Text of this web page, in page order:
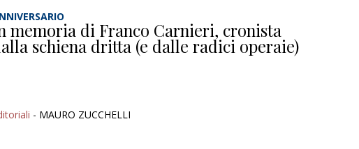
memoria di Franco Carnieri, cronista
schiena dritta (e dalle radici operaie)
- MAURO ZUCCHELLI